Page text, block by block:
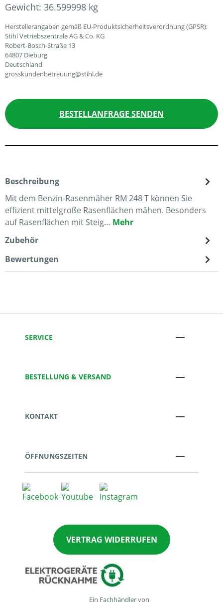
Gewicht: 36.599998 kg
Herstellerangaben gemäß EU-Produktsicherheitsverordnung (GPSR):
Stihl Vetriebszentrale AG & Co. KG
Robert-Bosch-Straße 13
64807 Dieburg
Deutschland
grosskundenbetreuung@stihl.de
BESTELLANFRAGE SENDEN
Beschreibung
Mit dem Benzin-Rasenmäher RM 248 T können Sie
effizient mittelgroße Rasenflächen mähen. Besonders
auf Rasenflächen mit Steig… Mehr
Zubehör
Bewertungen
SERVICE
BESTELLUNG & VERSAND
KONTAKT
ÖFFNUNGSZEITEN
VERTRAG WIDERRUFEN
Ein Fachhändler von